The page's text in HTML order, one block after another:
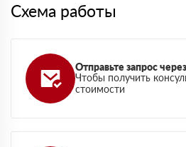
Схема работы
Отправьте запрос
Чтобы получить
стоимости